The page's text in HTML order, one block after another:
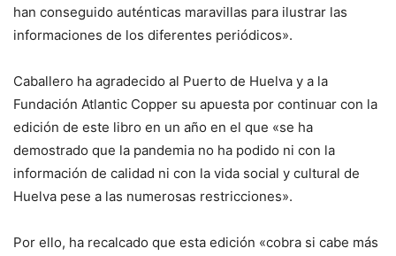
han conseguido auténticas maravillas para ilustrar las
informaciones de los diferentes periódicos».
Caballero ha agradecido al Puerto de Huelva y a la
Fundación Atlantic Copper su apuesta por continuar con la
edición de este libro en un año en el que «se ha
demostrado que la pandemia no ha podido ni con la
información de calidad ni con la vida social y cultural de
Huelva pese a las numerosas restricciones».
Por ello, ha recalcado que esta edición «cobra si cabe más